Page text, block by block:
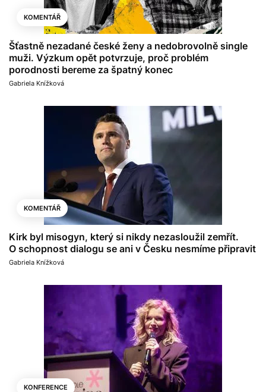
KOMENTÁŘ
Šťastně nezadané české ženy a nedobrovolně single
muži. Výzkum opět potvrzuje, proč problém
porodnosti bereme za špatný konec
Gabriela Knížková
KOMENTÁŘ
Kirk byl misogyn, který si nikdy nezasloužil zemřít.
O schopnost dialogu se ani v Česku nesmíme připravit
Gabriela Knížková
KONFERENCE